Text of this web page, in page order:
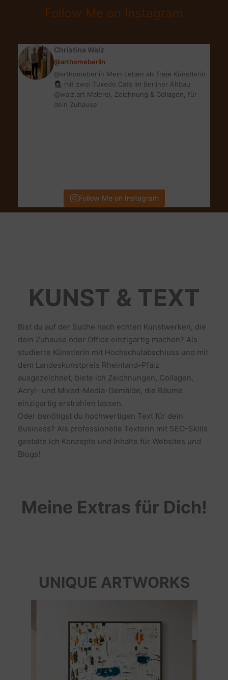
PLANTS
ARE
FRIENDS
Follow Me on Instagram
Christina Walz
@arthomeberlin
@arthomeberlin Mein Leben als freie Künstlerin
👩🏻‍🎨 mit zwei Tuxedo Cats im Berliner Altbau
@walz.art Malerei, Zeichnung & Collagen, für
dein Zuhause
Follow Me on Instagram
KUNST & TEXT
Bist du auf der Suche nach echten Kunstwerken, die
dein Zuhause oder Office einzigartig machen? Als
studierte Künstlerin mit Hochschulabschluss und mit
dem Landeskunstpreis Rheinland-Pfalz
ausgezeichnet, biete ich Zeichnungen, Collagen,
Acryl- und Mixed-Media-Gemälde, die Räume
einzigartig erstrahlen lassen.
Oder benötigst du hochwertigen Text für dein
Business? Als professionelle Texterin mit SEO-Skills
gestalte ich Konzepte und Inhalte für Websites und
Blogs!
Meine Extras für Dich!
UNIQUE ARTWORKS